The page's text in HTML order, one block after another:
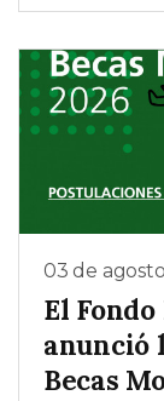
03 de
El
anunció
Becas